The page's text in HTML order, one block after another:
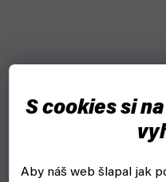
S cookies si
Aby náš web šlapal jak